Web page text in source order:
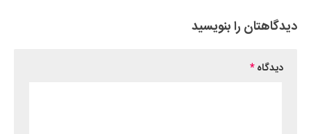
دیدگاهتان را بنویسید
دیدگاه*